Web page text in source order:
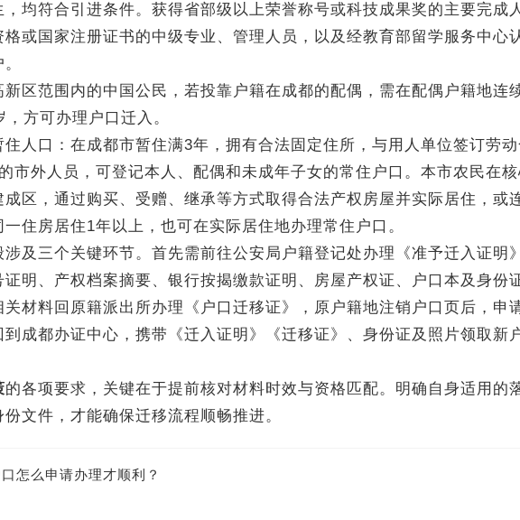
均符合引进条件。获得省部级以上荣誉称号或科技成果奖的主要完成
或国家注册证书的中级专业、管理人员，以及经教育部留学服务中心
范围内的中国公民，若投靠户籍在成都的配偶，需在配偶户籍地连
方可办理户口迁入。
口：在成都市暂住满3年，拥有合法固定住所，与用人单位签订劳动
市外人员，可登记本人、配偶和未成年子女的常住户口。本市农民在
成区，通过购买、受赠、继承等方式取得合法产权房屋并实际居住，或
住房居住1年以上，也可在实际居住地办理常住户口。
三个关键环节。首先需前往公安局户籍登记处办理《准予迁入证明
明、产权档案摘要、银行按揭缴款证明、房屋产权证、户口本及身份
材料回原籍派出所办理《户口迁移证》，原户籍地注销户口页后，申
成都办证中心，携带《迁入证明》《迁移证》、身份证及照片领取新
的各项要求，关键在于提前核对材料时效与资格匹配。明确自身适用的
文件，才能确保迁移流程顺畅推进。
怎么申请办理才顺利？